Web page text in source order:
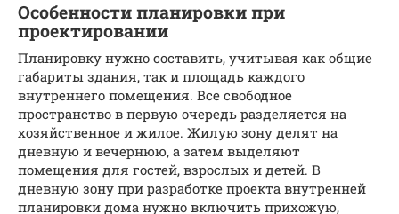
Особенности планировки при
проектировании
Планировку нужно составить, учитывая как общие
габариты здания, так и площадь каждого
внутреннего помещения. Все свободное
пространство в первую очередь разделяется на
хозяйственное и жилое. Жилую зону делят на
дневную и вечернюю, а затем выделяют
помещения для гостей, взрослых и детей. В
дневную зону при разработке проекта внутренней
планировки дома нужно включить прихожую,